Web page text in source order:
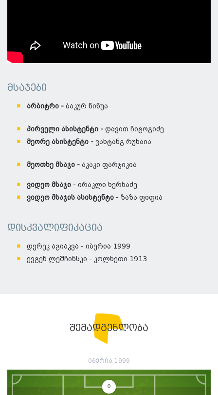
მსაჯები
არბიტრი - ბაკურ ნინუა
პირველი ასისტენტი - დავით ჩიგოგიძე
მეორე ასისტენტი - ვახტანგ რუხაია
მეოთხე მსაჯი - აკაკი ფარჯიკია
ვიდეო მსაჯი - ირაკლი ხერხაძე
ვიდეო მსაჯის ასისტენტი - ზაზა ფიფია
დისკვალიფიკაცია
დერეკ აგიაკვა - იბერია 1999
ევგენ ლეშჩინსკი - კოლხეთი 1913
შემადგენლობა
იბერია 1999
0